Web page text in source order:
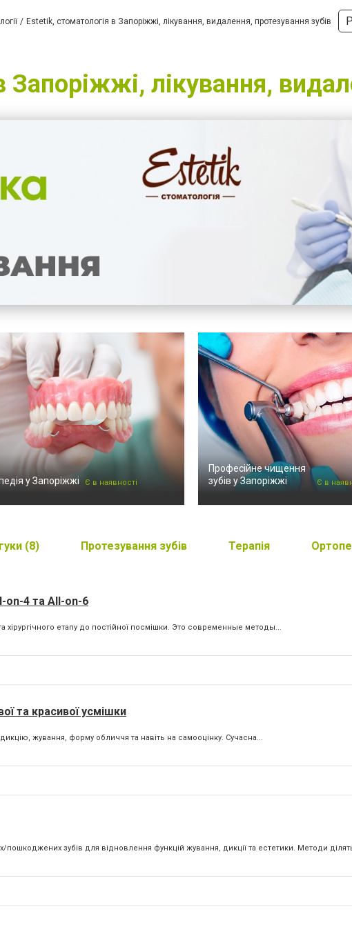
Estetik, стоматологія в Запоріжжі, лікування, видалення, протезування зубів
Запоріжжі, лікування,
у Запоріжжі Є в наявності
Професійне чищення
зубів у Запоріжжі
Є в
(8) Протезування зубів Терапія
on-4 та All-on-6
хірургічного етапу до постійної посмішки. Это современные методы...
та красивої усмішки
жування, форму обличчя та навіть на самооцінку. Сучасна...
зубів для відновлення функцій жування, дикції та естетики. Методи